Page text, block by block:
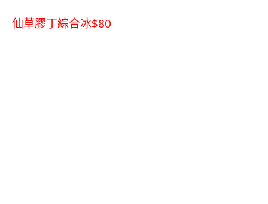
仙草膠丁綜合冰$80